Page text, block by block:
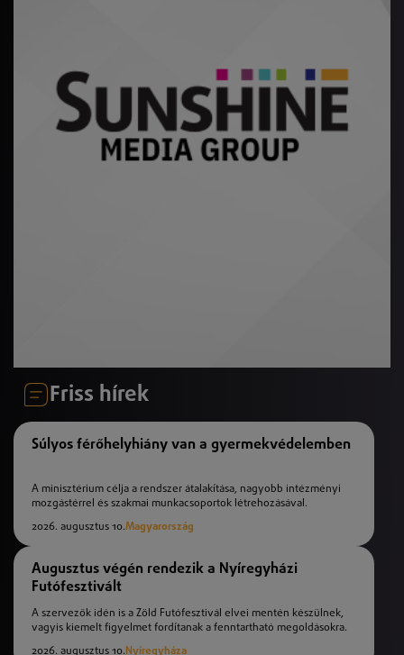
Friss hírek
Súlyos férőhelyhiány van a gyermekvédelemben
A minisztérium célja a rendszer átalakítása, nagyobb intézményi
mozgástérrel és szakmai munkacsoportok létrehozásával.
2026. augusztus 10.Magyarország
Augusztus végén rendezik a Nyíregyházi
Futófesztivált
A szervezők idén is a Zöld Futófesztivál elvei mentén készülnek,
vagyis kiemelt figyelmet fordítanak a fenntartható megoldásokra.
2026. augusztus 10. Nyíregyháza